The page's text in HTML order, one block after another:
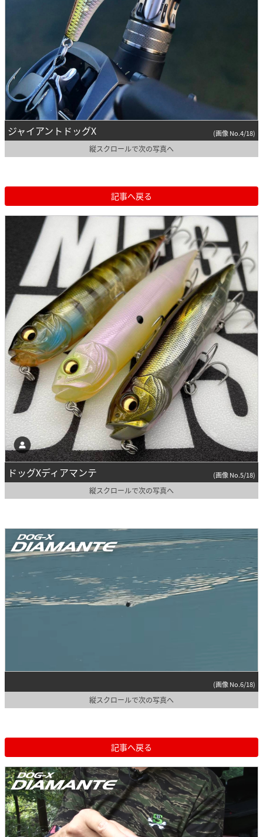
ジャイアントドッグX (画像 No.4/18)
縦スクロールで次の写真へ
記事へ戻る
ドッグXディアマンテ (画像 No.5/18)
縦スクロールで次の写真へ
(画像 No.6/18)
縦スクロールで次の写真へ
記事へ戻る